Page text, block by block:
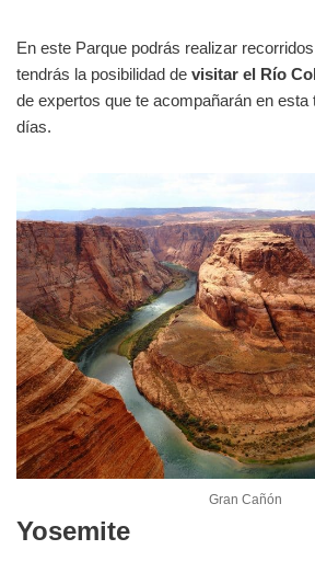
En este Parque podrás realizar
tendrás la posibilidad de visitar el Río
de expertos que te acompañarán en
días.
Gran Cañón
Yosemite